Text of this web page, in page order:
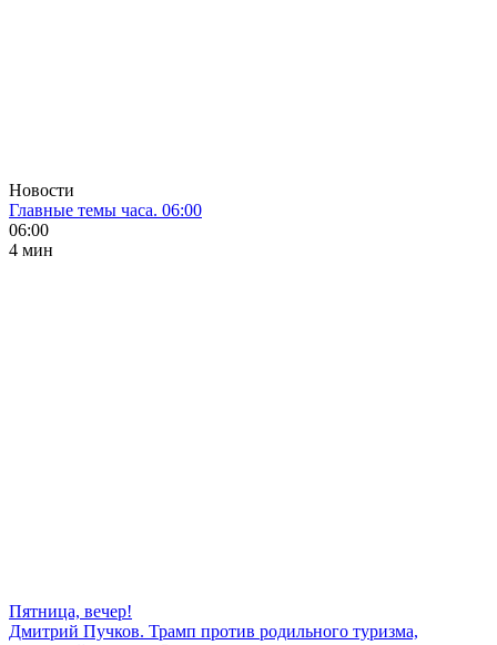
Новости
Главные темы часа. 06:00
06:00
4 мин
Пятница, вечер!
Дмитрий Пучков. Трамп против родильного туризма,